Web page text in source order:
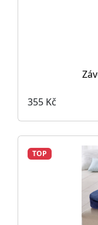
355 Kč
TOP